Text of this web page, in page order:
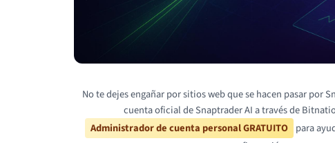
No te dejes engañar por sitios web que se hacen pasar por
cuenta oficial de Snaptrader AI a través de
Administrador de cuenta personal GRATUITO para